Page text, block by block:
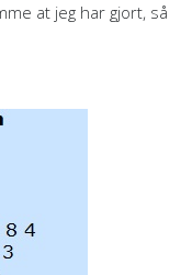
at jeg har gjort, så